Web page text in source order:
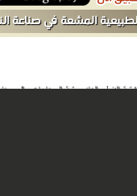
المشعة في صناعة